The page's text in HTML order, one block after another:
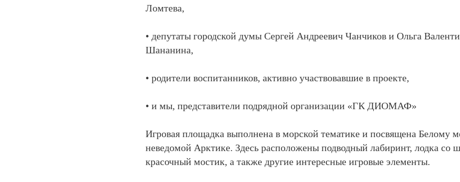
Ломтева,
• депутаты городской думы Сергей Андреевич Чанчиков и Ольга
Шананина,
• родители воспитанников, активно участвовавшие в проекте,
• и мы, представители подрядной организации «ГК ДИОМАФ»
Игровая площадка выполнена в морской тематике и посвящена Белому
неведомой Арктике. Здесь расположены подводный лабиринт, лодка со
красочный мостик, а также другие интересные игровые элементы.